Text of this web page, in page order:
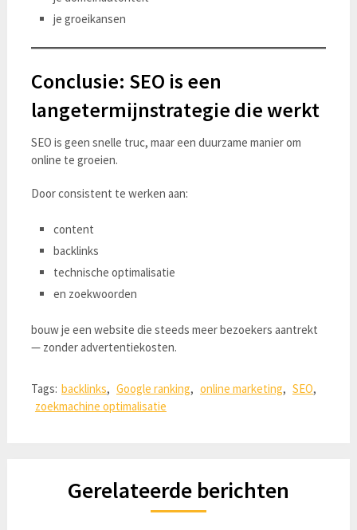
je groeikansen
Conclusie: SEO is een
langetermijnstrategie die werkt
SEO is geen snelle truc, maar een duurzame manier om
online te groeien.
Door consistent te werken aan:
content
backlinks
technische optimalisatie
en zoekwoorden
bouw je een website die steeds meer bezoekers aantrekt
— zonder advertentiekosten.
Tags: backlinks, Google ranking, online marketing, SEO,
zoekmachine optimalisatie
Gerelateerde berichten